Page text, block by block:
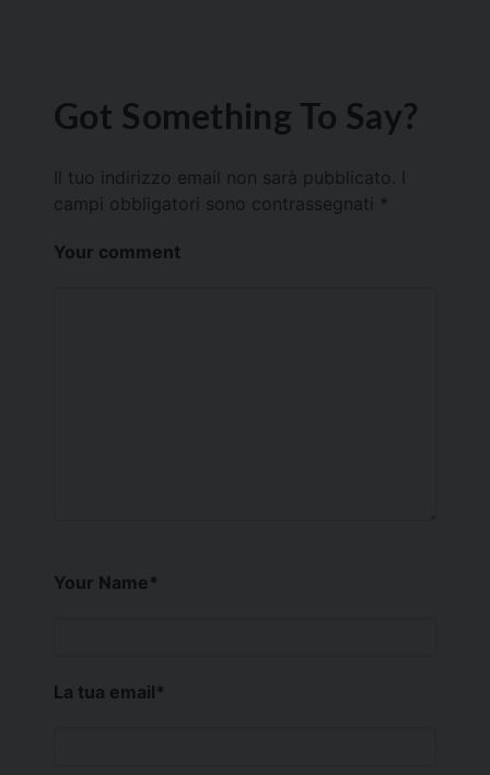
Got Something To Say?
Il tuo indirizzo email non sarà pubblicato.
campi obbligatori sono contrassegnati *
Your comment
Your Name*
La tua email*